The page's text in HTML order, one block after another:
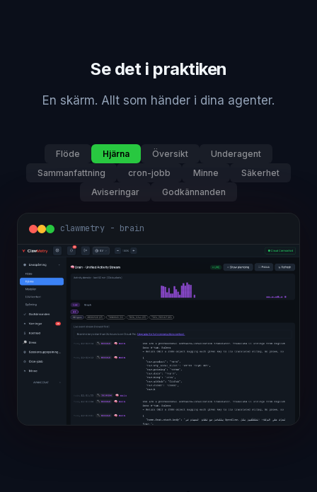
Se det i praktiken
En skärm. Allt som händer i dina agenter.
Flöde Hjärna Översikt
Underagent
Sammanfattning
cron-jobb Minne
Säkerhet
Aviseringar
Godkännanden
clawmetry - brain